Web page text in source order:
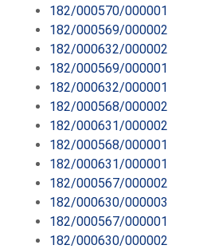
182/000570/000001
182/000569/000002
182/000632/000002
182/000569/000001
182/000632/000001
182/000568/000002
182/000631/000002
182/000568/000001
182/000631/000001
182/000567/000002
182/000630/000003
182/000567/000001
182/000630/000002